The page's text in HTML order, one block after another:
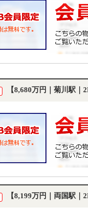
【8,680万円｜菊川駅｜
【8,199万円｜両国駅｜